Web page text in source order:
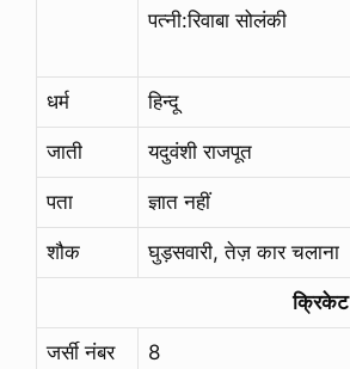
पत्नी:रिवाबा सोलंकी
धर्म हिन्दू
जाती यदुवंशी राजपूत
पता ज्ञात नहीं
शौक घुड़सवारी, तेज़ कार चलाना
क्रिकेट
जर्सी नंबर 8